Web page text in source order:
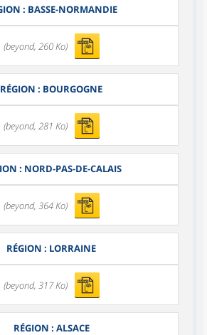
: BASSE-NORMANDIE
(beyond, 260 Ko)
RÉGION : BOURGOGNE
(beyond, 281 Ko)
: NORD-PAS-DE-CALAIS
(beyond, 364 Ko)
RÉGION : LORRAINE
(beyond, 317 Ko)
RÉGION : ALSACE